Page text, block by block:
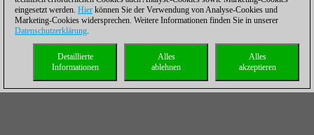
eingesetzt werden. Hier können Sie der Verwendung von Analyse-Cookies und
Marketing-Cookies widersprechen. Weitere Informationen finden Sie in unserer
Datenschutzerklärung.
Alles
akzeptieren
Alles
ablehnen
Detaillierte
Informationen